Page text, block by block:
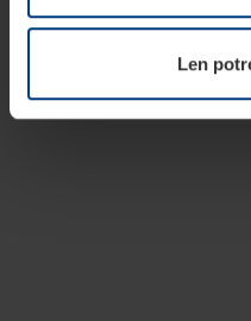
kedykoľvek zmeniť alebo
našej webovej stránky.
Len